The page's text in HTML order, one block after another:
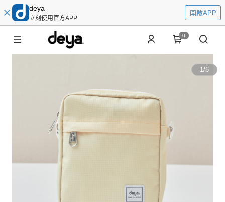
deya
立刻使用官方APP
開啟APP
0
1/6